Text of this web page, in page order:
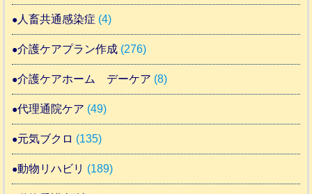
人畜共通感染症 (4)
介護ケアプラン作成 (276)
介護ケアホーム デーケア (8)
代理通院ケア (49)
元気ブクロ (135)
動物リハビリ (189)